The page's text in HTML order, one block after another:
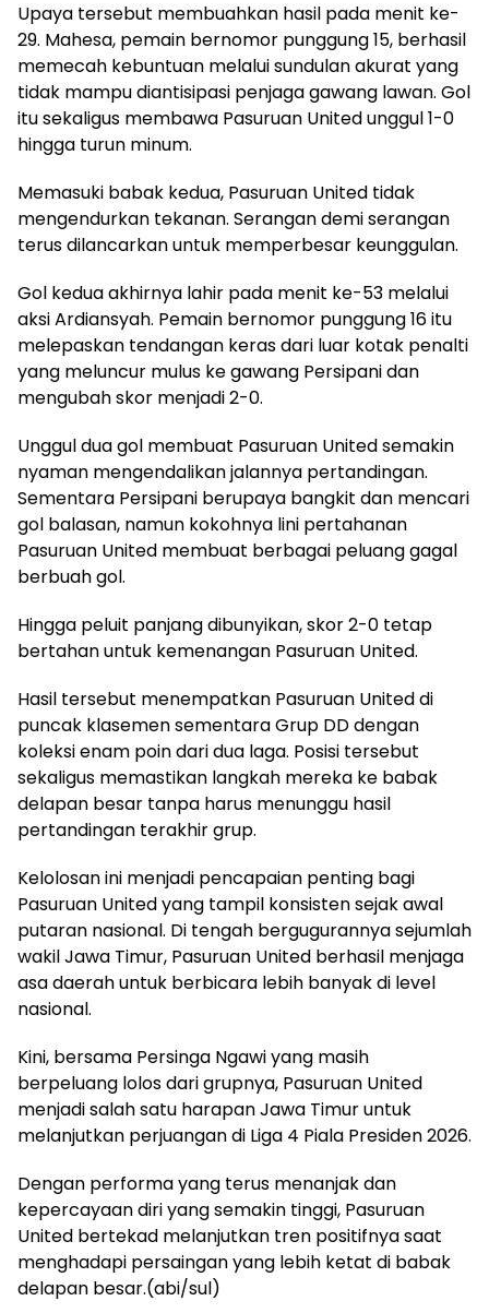
Upaya tersebut membuahkan hasil pada menit ke-
29. Mahesa, pemain bernomor punggung 15, berhasil
memecah kebuntuan melalui sundulan akurat yang
tidak mampu diantisipasi penjaga gawang lawan. Gol
itu sekaligus membawa Pasuruan United unggul 1-0
hingga turun minum.
Memasuki babak kedua, Pasuruan United tidak
mengendurkan tekanan. Serangan demi serangan
terus dilancarkan untuk memperbesar keunggulan.
Gol kedua akhirnya lahir pada menit ke-53 melalui
aksi Ardiansyah. Pemain bernomor punggung 16 itu
melepaskan tendangan keras dari luar kotak penalti
yang meluncur mulus ke gawang Persipani dan
mengubah skor menjadi 2-0.
Unggul dua gol membuat Pasuruan United semakin
nyaman mengendalikan jalannya pertandingan.
Sementara Persipani berupaya bangkit dan mencari
gol balasan, namun kokohnya lini pertahanan
Pasuruan United membuat berbagai peluang gagal
berbuah gol.
Hingga peluit panjang dibunyikan, skor 2-0 tetap
bertahan untuk kemenangan Pasuruan United.
Hasil tersebut menempatkan Pasuruan United di
puncak klasemen sementara Grup DD dengan
koleksi enam poin dari dua laga. Posisi tersebut
sekaligus memastikan langkah mereka ke babak
delapan besar tanpa harus menunggu hasil
pertandingan terakhir grup.
Kelolosan ini menjadi pencapaian penting bagi
Pasuruan United yang tampil konsisten sejak awal
putaran nasional. Di tengah bergugurannya sejumlah
wakil Jawa Timur, Pasuruan United berhasil menjaga
asa daerah untuk berbicara lebih banyak di level
nasional.
Kini, bersama Persinga Ngawi yang masih
berpeluang lolos dari grupnya, Pasuruan United
menjadi salah satu harapan Jawa Timur untuk
melanjutkan perjuangan di Liga 4 Piala Presiden 2026.
Dengan performa yang terus menanjak dan
kepercayaan diri yang semakin tinggi, Pasuruan
United bertekad melanjutkan tren positifnya saat
menghadapi persaingan yang lebih ketat di babak
delapan besar.(abi/sul)